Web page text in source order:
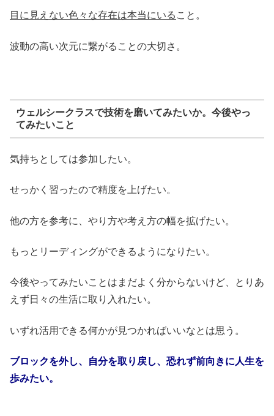
目に見えない色々な存在は本当にいる こと。
波動の高い次元に繋がることの大切さ。
ウェルシークラスで技術を磨いてみたいか。今後やっ
てみたいこと
気持ちとしては参加したい。
せっかく習ったので精度を上げたい。
他の方を参考に、やり方や考え方の幅を拡げたい。
もっとリーディングができるようになりたい。
今後やってみたいことはまだよく分からないけど、とりあ
えず日々の生活に取り入れたい。
いずれ活用できる何かが見つかればいいなとは思う。
ブロックを外し、自分を取り戻し、恐れず前向きに人生を
歩みたい。